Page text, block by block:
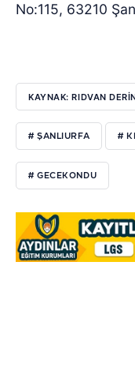
No:115, 63210
KAYNAK: RIDVAN
# ŞANLIURFA #
# GECEKONDU